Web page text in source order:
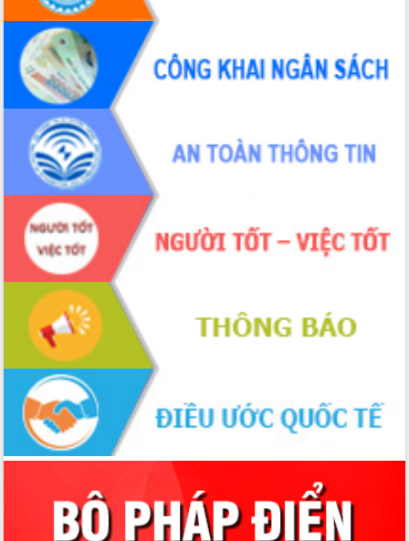
UBND tỉnh Đắk Lắk triển khai công tác
quốc phòng, quân sự địa phương năm
2026
Đắk Lắk tập trung toàn lực khắc phục
tồn tại IUU, sẵn sàng làm việc với
Đoàn thanh tra EC
Chủ tịch UBND tỉnh Tạ Anh Tuấn thăm,
chúc mừng các bệnh viện nhân Ngày
Thầy thuốc Việt Nam
Rộn ràng lễ hội truyền thống Sông
nước Đà Nông lần thứ I năm 2026
Kỳ họp Chuyên đề lần thứ Năm, HĐND
tỉnh Đắk Lắk thông qua các nghị quyết
quan trọng
Thống nhất danh sách giới thiệu ứng
cử đại biểu Quốc hội khoá XVI và đại
biểu HĐND tỉnh Đắk Lắk, nhiệm kỳ
2026-2031
Phát động hai phong trào thi đua quan
trọng trong kỷ nguyên mới
Hội nghị lần thứ tư Ban Chỉ đạo công
tác bầu cử tỉnh Đắk Lắk
Hội nghị Báo cáo viên Trung ương
tháng 01/2026
Phó Thủ tướng Hồ Quốc Dũng đánh giá
cao kết quả Chiến dịch Quang Trung
tại Đắk Lắk